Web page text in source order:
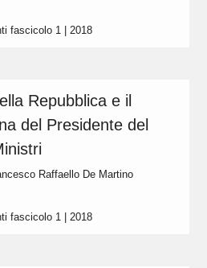
fascicolo 1 | 2018
Repubblica e il
del Presidente del
Raffaello De Martino
fascicolo 1 | 2018